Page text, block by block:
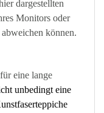
dargestellten
Monitors oder
können.
eine lange
unbedingt eine